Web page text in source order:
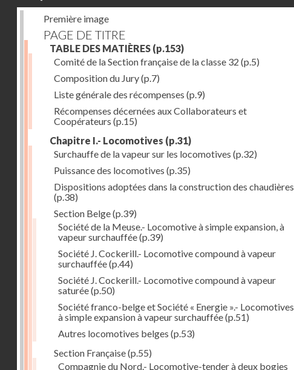
Première image
PAGE DE TITRE
TABLE DES MATIÈRES (p.153)
Comité de la Section française de la classe 32 (p.5)
Composition du Jury(p.7)
Liste générale des récompenses (p.9)
Récompenses décernées aux Collaborateurs et
Coopérateurs (p.15)
Chapitre I.- Locomotives (p.31)
Surchauffe de la vapeur sur les locomotives (p.32)
Puissance des locomotives (p.35)
Dispositions adoptées dans la construction des chaudières
(p.38)
Section Belge(p.39)
Société de la Meuse.- Locomotive à simple expansion, à
vapeur surchauffée(p.39)
Société J. Cockerill.- Locomotive compound à vapeur
surchauffée(p.44)
Société J. Cockerill.- Locomotive compound à vapeur
saturée(p.50)
Société franco-belge et Société « Energie ».- Locomotives
à simple expansion à vapeur surchauffée(p.51)
Autres locomotives belges (p.53)
Section Française(p.55)
Compagnie du Nord.- Locomotive-tender à deux bogies